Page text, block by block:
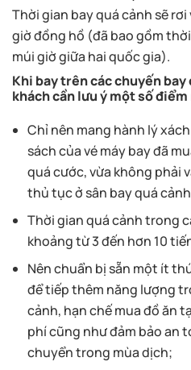
Thời gian bay quá cảnh sẽ rơi
giờ đồng hồ (đã bao gồm
múi giờ giữa hai quốc gia).
Khi bay trên các chuyến bay
khách cần lưu ý một số điểm
Chỉ nên mang hành lý
sách của vé máy bay đã
quá cước, vừa không phải
thủ tục ở sân bay quá
Thời gian quá cảnh trong
khoảng từ 3 đến hơn 10
Nên chuẩn bị sẵn một ít
để tiếp thêm năng lượng
cảnh, hạn chế mua đồ ăn
phí cũng như đảm bảo an
chuyển trong mùa dịch;